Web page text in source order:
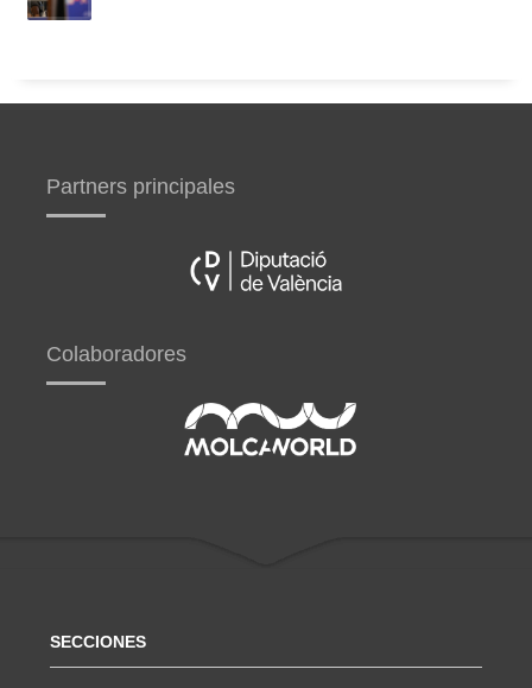
Partners principales
Colaboradores
SECCIONES